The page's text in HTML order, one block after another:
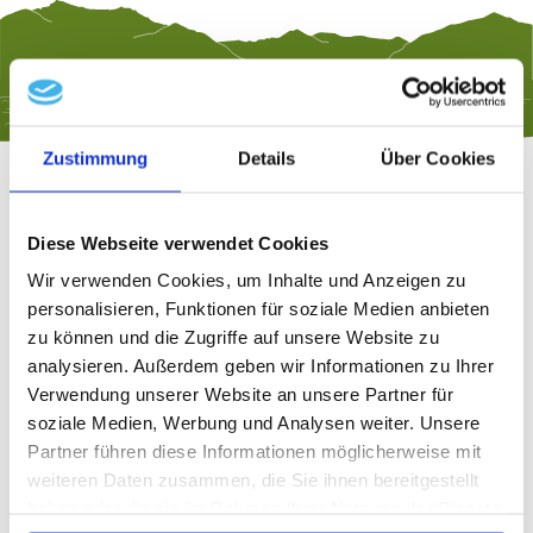
Zustimmung Details Über Cookies
Diese Webseite verwendet Cookies
Wir verwenden Cookies, um Inhalte und Anzeigen zu
personalisieren, Funktionen für soziale Medien anbieten
zu können und die Zugriffe auf unsere Website zu
analysieren. Außerdem geben wir Informationen zu Ihrer
Verwendung unserer Website an unsere Partner für
soziale Medien, Werbung und Analysen weiter. Unsere
Partner führen diese Informationen möglicherweise mit
weiteren Daten zusammen, die Sie ihnen bereitgestellt
Firmenbeschreibung
Rauausstattung Stadler, Inhaber Johann
Stadler
Aubergstr. 1a, 83376 Truchtlaching
Tel.: +49 8667 270
Email: info@stadler-raumausstattung.de